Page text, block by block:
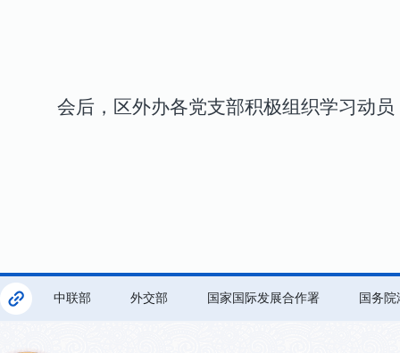
会后，区外办各党支部积极组织学习动员
中联部 外交部 国家国际发展合作署 国务